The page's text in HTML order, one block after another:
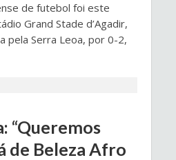
de futebol foi este
Grand Stade d’Agadir,
pela Serra Leoa, por 0-2,
“Queremos
de Beleza Afro